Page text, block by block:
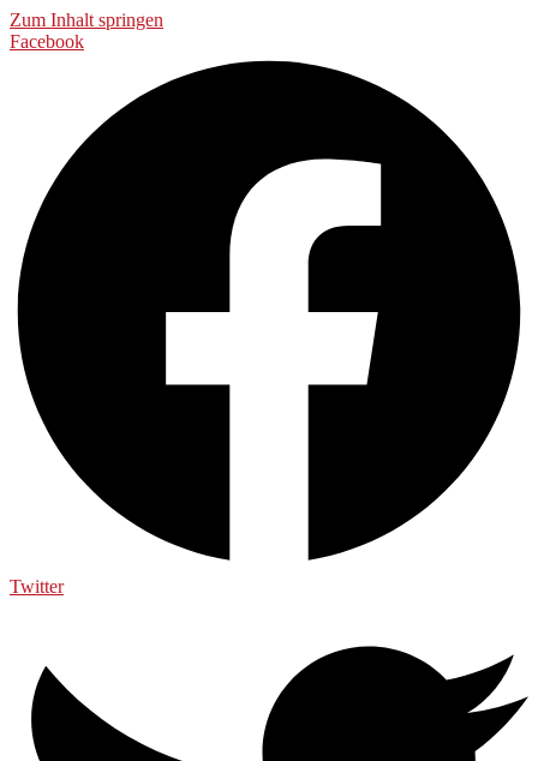
Zum Inhalt springen
Facebook
Twitter